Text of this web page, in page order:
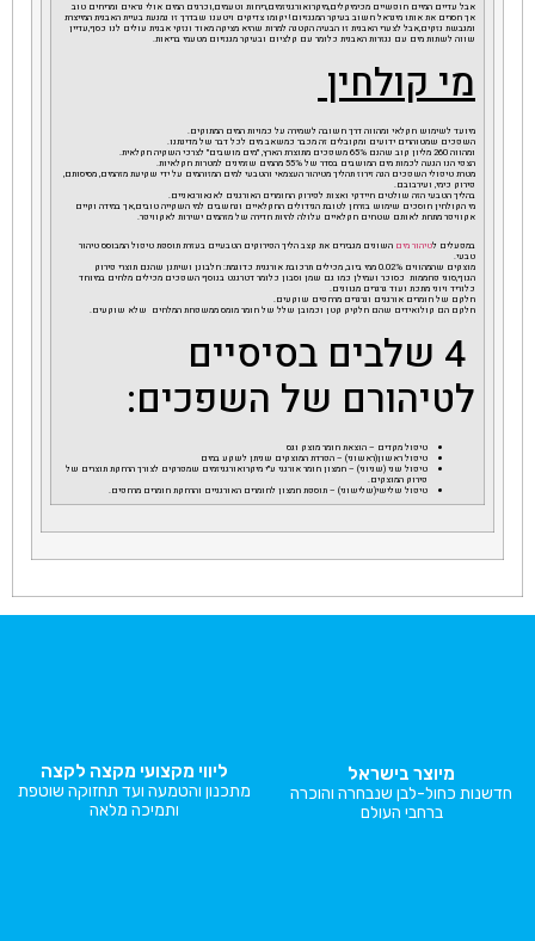
אבל עדיים המיים חופשיים מכימיקלים,מיקרואורגניזמים,ריחות וטעמים,וכרגים המים אולי נראים ומריחים טוב
אך חסרים את אותו מינראל חשוב בעיקר המגנזיום! יקומו צדיקים ויטענו שבדרך זו נמנעת בעיית האבנית המייצרת
ומגבשת נזקים,אבל לצערי האבנית זו הבעיה הקטנה למרות שהיא מציקה מאוד ונזקי אבנית עולים לנו כסף,עדיין
שווה לשתות מים עם נגזרות האבנית כלומר עם קלציום ובעיקר מגנזיום מטעמי בריאות.
מי קולחין
מיועד לשימוש חקלאי ומהווה דרך חשובה לשמירה על כמויות המים המתוקים.
השפכים שמטוהרים ידועים ומקובלים זה מכבר כמשאב מים לכל דבר של מדינתנו.
ומהווה 260 מליון קוב שהנם 65% משפכים מתוצרת הארץ, "מים מושבים" לצרכי השקיה חקלאית.
הצפי הנו הגעה לכמות מים המושבים בסדר של 55% מהמים שזמינים למטרות חקלאיות.
מטרת טיפולי השפכים הנה זירוז תהליך מטיהור העצמאי והטבעי למים המזוהמים על ידי שקיעת מזהמים, מסיסותם,
פירוק כימי, ועירבובם.
בהליך הטבעי הזה שולטים חיידקי ואצות לפירוק החומרים האורגנים לאנאורגאניים.
מי הקולחין חוסכים שימוש בזרחן לטובת הגידולים החקלאיים ונחשבים למי השקייה טובים,אך במידה וקיים
אקוויפר מתחת לאותם שטחים חקלאיים עלולה להיות חדירה של מזהמים ישירות לאקוויפר.
במפעלים לטיהור מים השונים מגבירים את קצב הליך הפירוקים הטבעיים בעזרת תוספת טיפול המבוסס טיהור
טבעי.
מוצקים שהמהווים 0.02% ממי ביוב, מכילים תרכובת אורגנית כדוגמת: חלבונן ושיתנן שהנם תוצרי פירוק
הגוף,סוגי פחממות כסוכר ועמילן כמו גם שמן וסבון כלומר דטרגנט בנוסף השפכים מכילים מלחים במיוחד
כלוריד ויוני מתכת ועוד גרגרים מגוונים.
חלקם של חומרים אורגנים וגרגרים מרחפים שוקעים.
חלקם הם קולואידים שהם חלקיק קטן וכמובן שלל של חומר מומס ממשפחת המלחים שלא שוקעים.
4 שלבים בסיסיים
לטיהורם של השפכים:
טיפול מקדים – הוצאת חומר מוצק וגס
טיפול ראשון(ראשוני) – הפרדת המוצקים שניתן לשקע במים
טיפול שני (שניוני) – חמצון חומר אורגני ע"י מיקרואורגניזמים שמפרקים לצורך הרחקת תוצרים של
פירוק המוצקים.
טיפול שלישי(שלישוני) – תוספת חמצון לחומרים האורגניים והרחקת חומרים מרחפים.
מיוצר בישראל
חדשנות כחול-לבן שנבחרה והוכרה
ברחבי העולם
ליווי מקצועי מקצה לקצה
מתכנון והטמעה ועד תחזוקה שוטפת
ותמיכה מלאה